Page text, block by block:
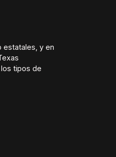
estatales, y en
tipos de